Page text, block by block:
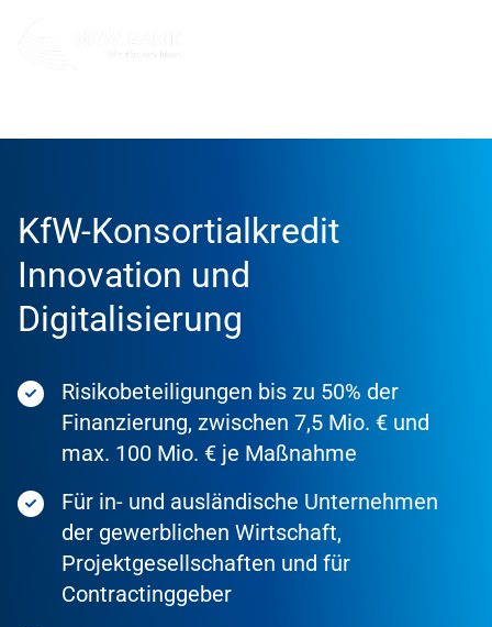
KfW-Konsortialkredit
Innovation und
Digitalisierung
Risikobeteiligungen bis zu 50% der
Finanzierung, zwischen 7,5 Mio. € und
max. 100 Mio. € je Maßnahme
Für in- und ausländische Unternehmen
der gewerblichen Wirtschaft,
Projektgesellschaften und für
Contractinggeber